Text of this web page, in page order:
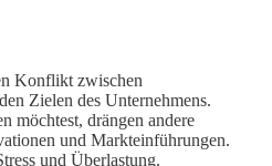
Konflikt zwischen
Zielen des Unternehmens.
möchtest, drängen andere
und Markteinführungen.
und Überlastung.